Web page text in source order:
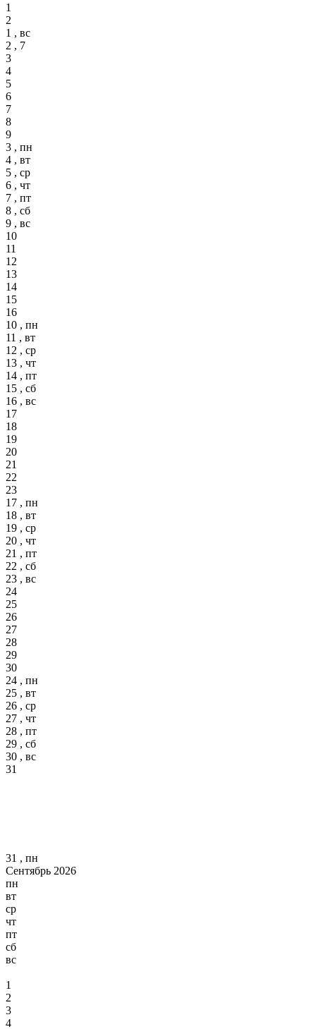
1
2
1 , вс
2 , 7
3
4
5
6
7
8
9
3 , пн
4 , вт
5 , ср
6 , чт
7 , пт
8 , сб
9 , вс
10
11
12
13
14
15
16
10 , пн
11 , вт
12 , ср
13 , чт
14 , пт
15 , сб
16 , вс
17
18
19
20
21
22
23
17 , пн
18 , вт
19 , ср
20 , чт
21 , пт
22 , сб
23 , вс
24
25
26
27
28
29
30
24 , пн
25 , вт
26 , ср
27 , чт
28 , пт
29 , сб
30 , вс
31
31 , пн
Сентябрь 2026
пн
вт
ср
чт
пт
сб
вс
1
2
3
4